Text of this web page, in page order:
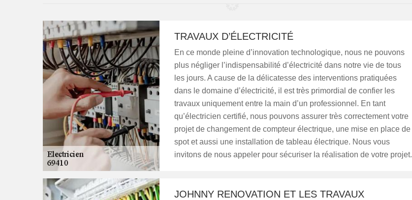
TRAVAUX D’ÉLECTRICITÉ
En ce monde pleine d’innovation technologique, nous ne pouvons
plus négliger l’indispensabilité d’électricité dans notre vie de tous
les jours. A cause de la délicatesse des interventions pratiquées
dans le domaine d’électricité, il est très primordial de confier les
travaux uniquement entre la main d’un professionnel. En tant
qu’électricien certifié, nous pouvons assurer très correctement votre
projet de changement de compteur électrique, une mise en place de
spot et aussi une installation de tableau électrique. Nous vous
invitons de nous appeler pour sécuriser la réalisation de votre projet.
JOHNNY RENOVATION ET LES TRAVAUX